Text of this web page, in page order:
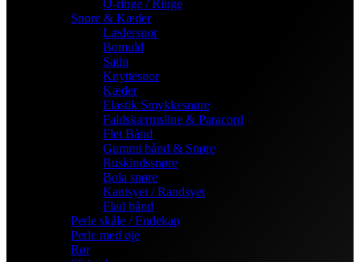
O-ringe / Ringe
Snøre & Kæder
Lædersnor
Bomuld
Satin
Knyttesnor
Kæder
Elastik Smykkesnøre
Faldskærmsline & Paracord
Flet Bånd
Gummi bånd & Snøre
Ruskindssnøre
Bola snøre
Kantsyet / Randsyet
Flad bånd
Perle skåle / Endekap
Perle med øje
Rør